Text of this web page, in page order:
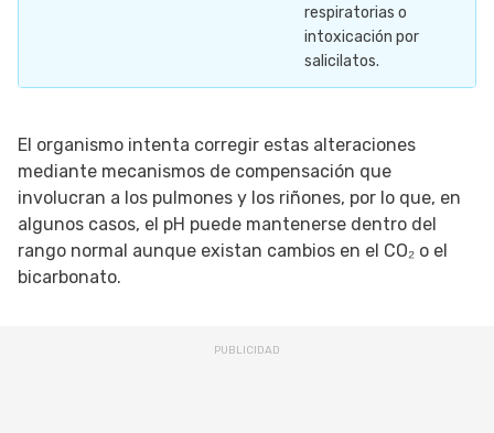
respiratorias o
intoxicación por
salicilatos.
El organismo intenta corregir estas alteraciones
mediante mecanismos de compensación que
involucran a los pulmones y los riñones, por lo que, en
algunos casos, el pH puede mantenerse dentro del
rango normal aunque existan cambios en el CO₂ o el
bicarbonato.